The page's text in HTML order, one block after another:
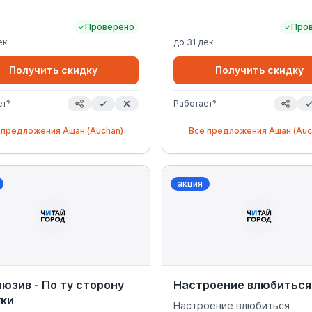
Проверено
Получить скидку
Ашан (Auchan)
до 31 дек.
Получить скидку
Работает?
Все предложения Ашан
- По ту сторону
акция
Настроение влюбиться
Настроение влюбиться